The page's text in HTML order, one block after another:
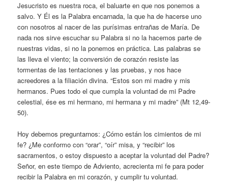
Jesucristo es nuestra roca, el baluarte en que nos ponemos a
salvo. Y Él es la Palabra encarnada, la que ha de hacerse uno
con nosotros al nacer de las purísimas entrañas de María. De
nada nos sirve escuchar su Palabra si no la hacemos parte de
nuestras vidas, si no la ponemos en práctica. Las palabras se
las lleva el viento; la conversión de corazón resiste las
tormentas de las tentaciones y las pruebas, y nos hace
acreedores a la filiación divina. “Estos son mi madre y mis
hermanos. Pues todo el que cumpla la voluntad de mi Padre
celestial, ése es mi hermano, mi hermana y mi madre” (Mt 12,49-
50).
Hoy debemos preguntarnos: ¿Cómo están los cimientos de mi
fe? ¿Me conformo con “orar”, “oír” misa, y “recibir” los
sacramentos, o estoy dispuesto a aceptar la voluntad del Padre?
Señor, en este tiempo de Adviento, acrecienta mi fe para poder
recibir la Palabra en mi corazón, y cumplir tu voluntad.